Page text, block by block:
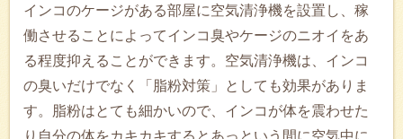
インコのケージがある部屋に空気清浄機を設置し、稼
働させることによってインコ臭やケージのニオイをあ
る程度抑えることができます。空気清浄機は、インコ
の臭いだけでなく「脂粉対策」としても効果がありま
す。脂粉はとても細かいので、インコが体を震わせた